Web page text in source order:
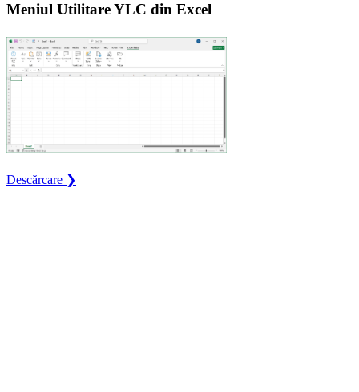
Meniul Utilitare YLC din Excel
Descărcare ❯